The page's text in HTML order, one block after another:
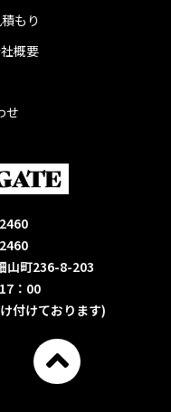
もり
概要
せ
山町236-8-203
：00
付けております)